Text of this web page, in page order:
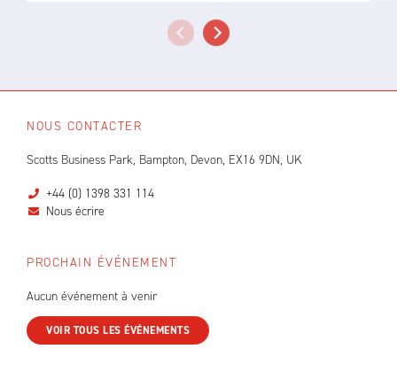
NOUS CONTACTER
Scotts Business Park, Bampton, Devon, EX16 9DN, UK
+44 (0) 1398 331 114
Nous écrire
PROCHAIN ÉVÉNEMENT
Aucun événement à venir
VOIR TOUS LES ÉVÉNEMENTS